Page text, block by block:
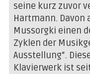
seine kurz zuvor
Hartmann.
Mussorgki einen
Zyklen der
Ausstellung“.
Klavierwerk ist